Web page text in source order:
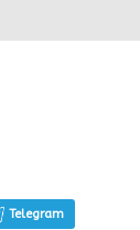
Telegram